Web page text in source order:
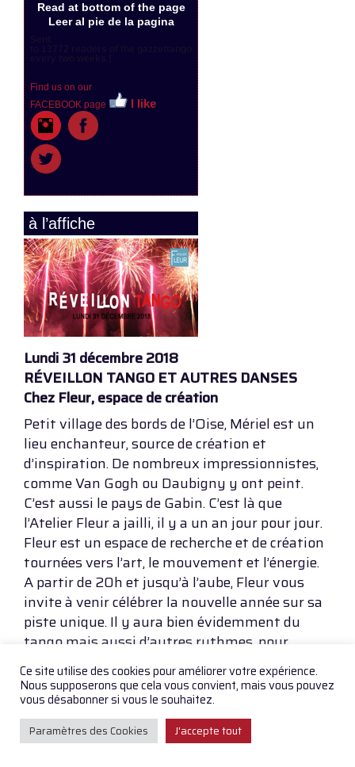
Read at bottom of the page
Leer al pie de la pagina
Find us on our
FACEBOOK page
I like
à l’affiche
Lundi 31 décembre 2018
RÉVEILLON TANGO ET AUTRES DANSES
Chez Fleur, espace de création
Petit village des bords de l’Oise, Mériel est un
lieu enchanteur, source de création et
d’inspiration. De nombreux impressionnistes,
comme Van Gogh ou Daubigny y ont peint.
C’est aussi le pays de Gabin. C’est là que
l’Atelier Fleur a jailli, il y a un an jour pour jour.
Fleur est un espace de recherche et de création
tournées vers l’art, le mouvement et l’énergie.
A partir de 20h et jusqu’à l’aube, Fleur vous
invite à venir célébrer la nouvelle année sur sa
piste unique. Il y aura bien évidemment du
tango mais aussi d’autres rythmes, pour
danser à deux et en solo !
** LE PROGRAMME **
Lundi 31 décembre
de 20h jusqu’à l’aube
Ce site utilise des cookies pour améliorer votre expérience.
Nous supposerons que cela vous convient, mais vous pouvez
vous désabonner si vous le souhaitez.
Paramètres des Cookies J'accepte tout